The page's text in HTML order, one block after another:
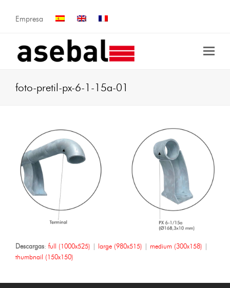
Empresa
foto-pretil-px-6-1-15a-01
Descargas: full (1000x525) | large (980x515) | medium (300x158) |
thumbnail (150x150)